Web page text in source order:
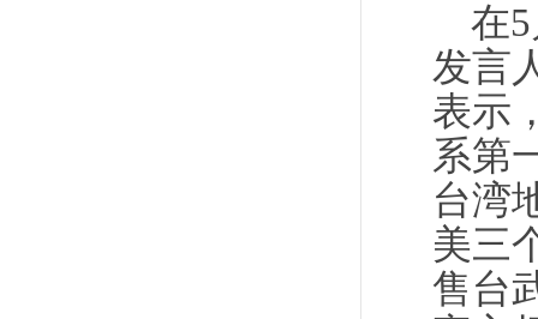
在
发言
表示
系第
台湾
美三
售台